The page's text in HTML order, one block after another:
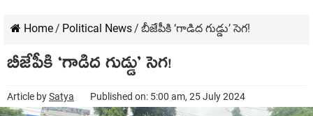
Home/ Political News/ బీజేపీకి ‘గాడిద గుడ్డు’ సెగ‌!
బీజేపీకి ‘గాడిద గుడ్డు’ సెగ‌!
Article bySatya Published on: 5:00 am, 25 July 2024